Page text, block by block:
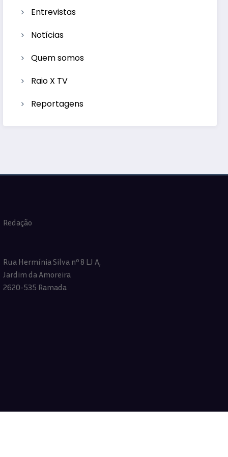
Entrevistas
Notícias
Quem somos
Raio X TV
Reportagens
Redação
Rua Hermínia Silva nº 8 LJ A,
Jardim da Amoreira
2620-535 Ramada